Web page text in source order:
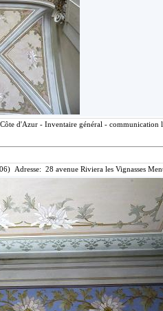
d'Azur - Inventaire général -
Adresse: 28 avenue Riviera les Vignasses